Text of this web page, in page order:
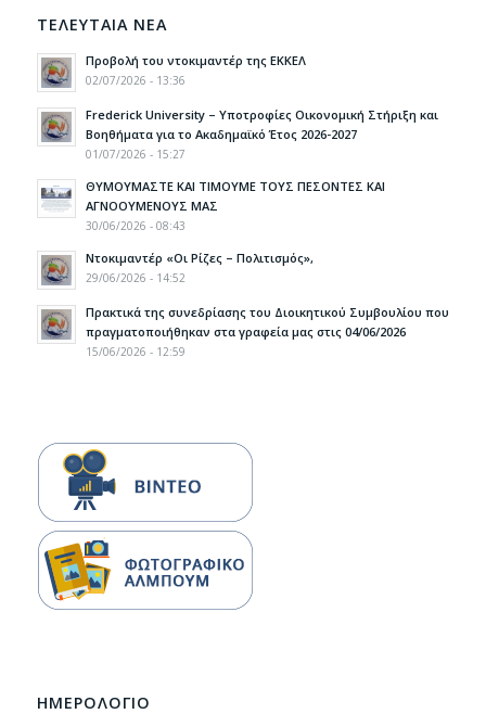
ΤΕΛΕΥΤΑΙΑ ΝΕΑ
Προβολή του ντοκιμαντέρ της ΕΚΚΕΛ
02/07/2026 - 13:36
Frederick University – Υποτροφίες Οικονομική Στήριξη και
Βοηθήματα για το Ακαδημαϊκό Έτος 2026-2027
01/07/2026 - 15:27
ΘΥΜΟΥΜΑΣΤΕ ΚΑΙ ΤΙΜΟΥΜΕ ΤΟΥΣ ΠΕΣΟΝΤΕΣ ΚΑΙ
ΑΓΝΟΟΥΜΕΝΟΥΣ ΜΑΣ
30/06/2026 - 08:43
Ντοκιμαντέρ «Οι Ρίζες – Πολιτισμός»,
29/06/2026 - 14:52
Πρακτικά της συνεδρίασης του Διοικητικού Συμβουλίου που
πραγματοποιήθηκαν στα γραφεία μας στις 04/06/2026
15/06/2026 - 12:59
ΗΜΕΡΟΛΟΓΙΟ